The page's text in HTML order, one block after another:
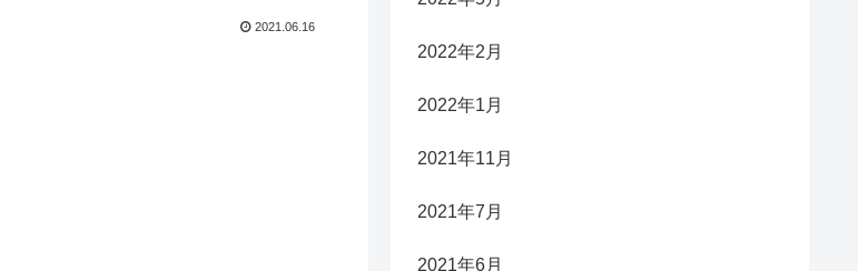
2021.06.16
2022年2月
2022年1月
2021年11月
2021年7月
2021年6月